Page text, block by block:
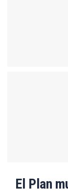
El Plan